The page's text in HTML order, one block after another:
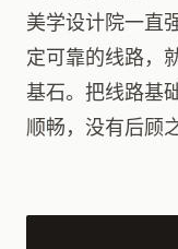
美学设计院一直
定可靠的线路，
基石。把线路基
顺畅，没有后顾